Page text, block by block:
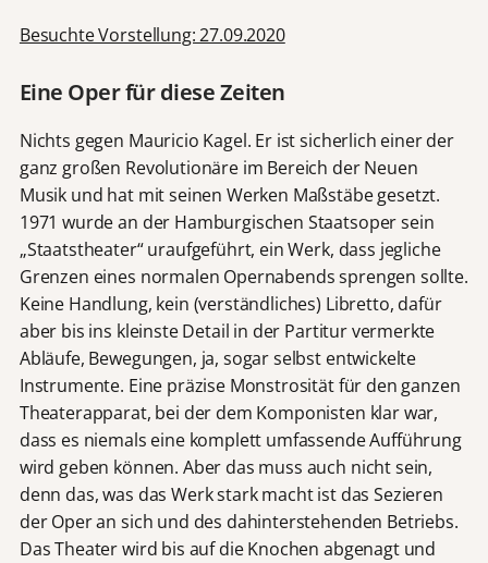
Besuchte Vorstellung: 27.09.2020
Eine Oper für diese Zeiten
Nichts gegen Mauricio Kagel. Er ist sicherlich einer der
ganz großen Revolutionäre im Bereich der Neuen
Musik und hat mit seinen Werken Maßstäbe gesetzt.
1971 wurde an der Hamburgischen Staatsoper sein
„Staatstheater“ uraufgeführt, ein Werk, dass jegliche
Grenzen eines normalen Opernabends sprengen sollte.
Keine Handlung, kein (verständliches) Libretto, dafür
aber bis ins kleinste Detail in der Partitur vermerkte
Abläufe, Bewegungen, ja, sogar selbst entwickelte
Instrumente. Eine präzise Monstrosität für den ganzen
Theaterapparat, bei der dem Komponisten klar war,
dass es niemals eine komplett umfassende Aufführung
wird geben können. Aber das muss auch nicht sein,
denn das, was das Werk stark macht ist das Sezieren
der Oper an sich und des dahinterstehenden Betriebs.
Das Theater wird bis auf die Knochen abgenagt und